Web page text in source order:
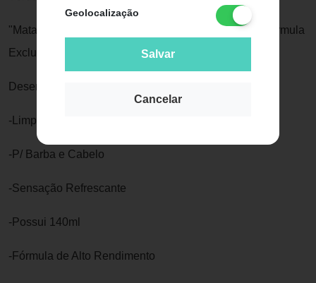
Geolocalização
Salvar
Cancelar
"Matar Dois Coelhos Com Uma Cajadada Só" sua Formula
Exclusiva Foi
Desenvolvida para Facilitar a Vida dos Barbudos.
-Limpa,Hidrata e Refresca
-P/ Barba e Cabelo
-Sensação Refrescante
-Possui 140ml
-Fórmula de Alto Rendimento